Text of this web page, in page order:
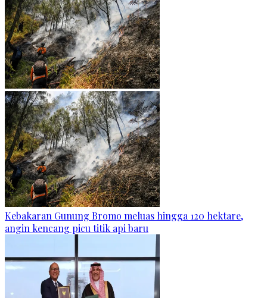
Kebakaran Gunung Bromo meluas hingga 120 hektare,
angin kencang picu titik api baru